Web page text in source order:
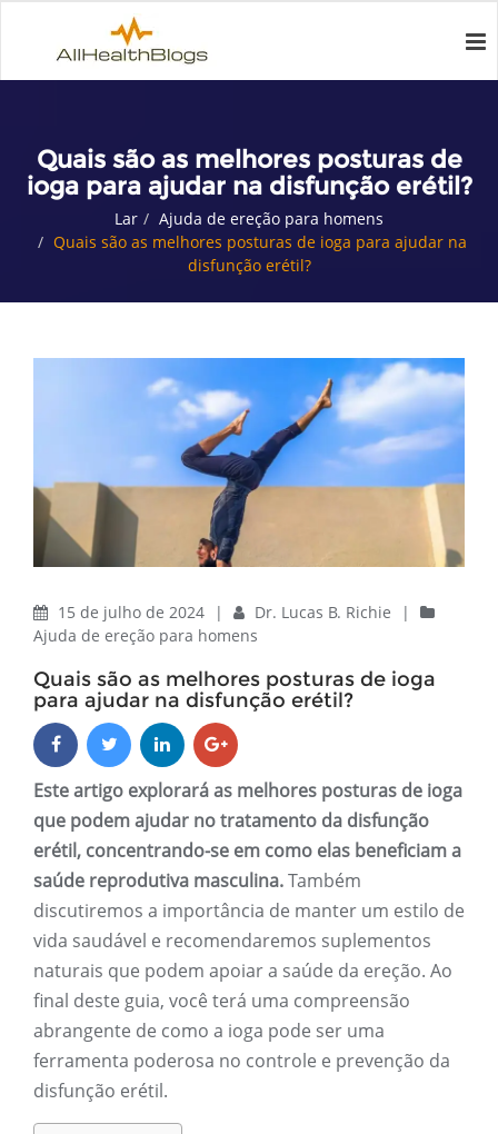
Quais são as melhores posturas de
ioga para ajudar na disfunção erétil?
Lar
Ajuda de ereção para homens
Quais são as melhores posturas de ioga para ajudar na
disfunção erétil?
15 de julho de 2024 | Dr. Lucas B. Richie
|
Ajuda de ereção para homens
Quais são as melhores posturas de ioga
para ajudar na disfunção erétil?
Este artigo explorará as melhores posturas de ioga
que podem ajudar no tratamento da disfunção
erétil, concentrando-se em como elas beneficiam a
saúde reprodutiva masculina.Também
discutiremos a importância de manter um estilo de
vida saudável e recomendaremos suplementos
naturais que podem apoiar a saúde da ereção. Ao
final deste guia, você terá uma compreensão
abrangente de como a ioga pode ser uma
ferramenta poderosa no controle e prevenção da
disfunção erétil.